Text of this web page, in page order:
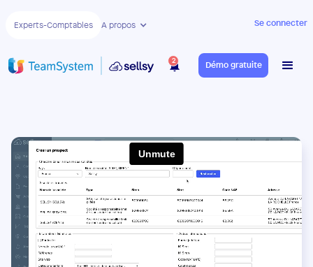
Experts-Comptables A propos Se connecter
2 Démo gratuite